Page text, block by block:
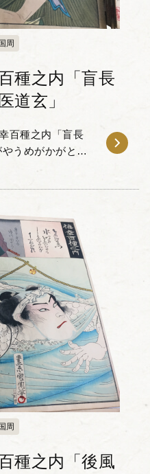
周
種之内「盲長
道玄」
百種之内「盲長
うめがかがとび)
周
種之内「後風